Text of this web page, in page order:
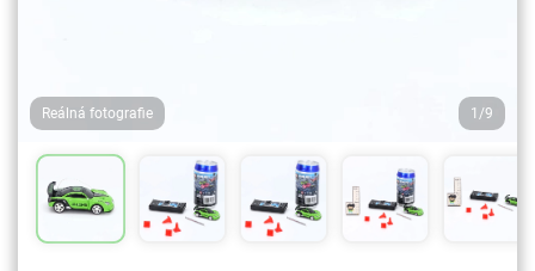
Reálná fotografie 1/9